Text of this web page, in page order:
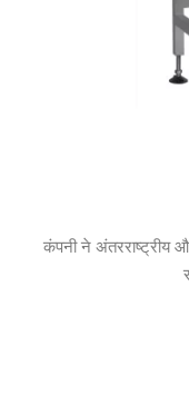
कंपनी ने